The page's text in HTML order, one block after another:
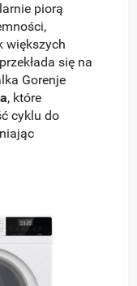
piorą
większych
się na
Gorenje
, które
cyklu do